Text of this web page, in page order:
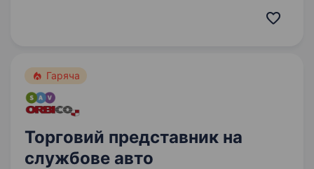
Гаряча
Торговий представник на
службове авто